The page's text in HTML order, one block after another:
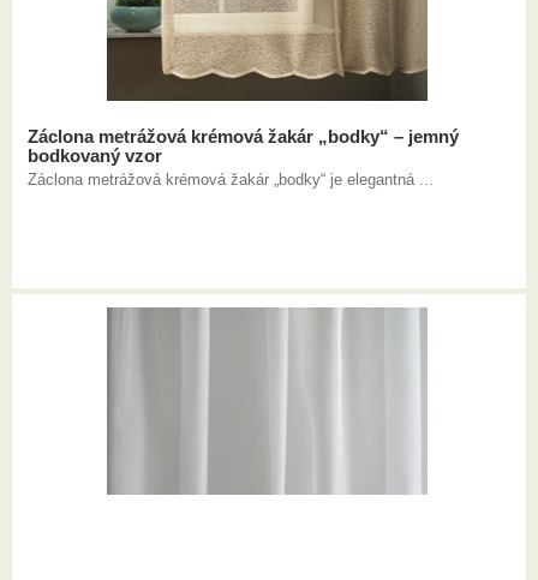
Záclona metrážová krémová žakár „bodky“ – jemný
bodkovaný vzor
Záclona metrážová krémová žakár „bodky“ je elegantná ...